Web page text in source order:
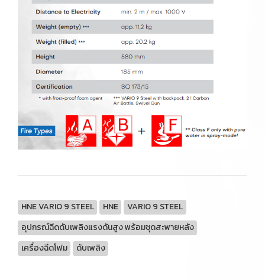
HNE VARIO 9 STEEL HNE
VARIO 9 STEEL
อุปกรณ์ฉีดดับเพลิงแรงดันสูง พร้อมชุดสะพายหลัง
เครื่องฉีดโฟม
ดับเพลิง